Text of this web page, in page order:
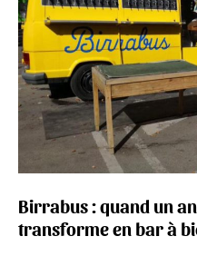
Birrabus : quand un
transforme en bar à